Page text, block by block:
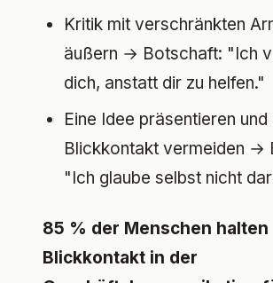
Kritik mit verschränkten
äußern → Botschaft: "Ich
dich, anstatt dir zu helfen."
Eine Idee präsentieren
Blickkontakt vermeiden →
"Ich glaube selbst nicht
85 % der Menschen halten
Blickkontakt in der